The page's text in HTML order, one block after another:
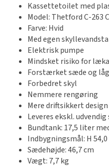
Kassettetoilet med
Model: Thetford C-263
Farve: Hvid
Med egen
Elektrisk pumpe
Mindsket risiko for
Forstærket sæde og låg
Forbedret skyl
Nemmere rengøring
Mere driftsikkert design
Leveres ekskl.
Bundtank: 17,5 liter
Indbygningsmål: H 54,0
Sædehøjde: 46,7 cm
Vægt: 7,7 kg